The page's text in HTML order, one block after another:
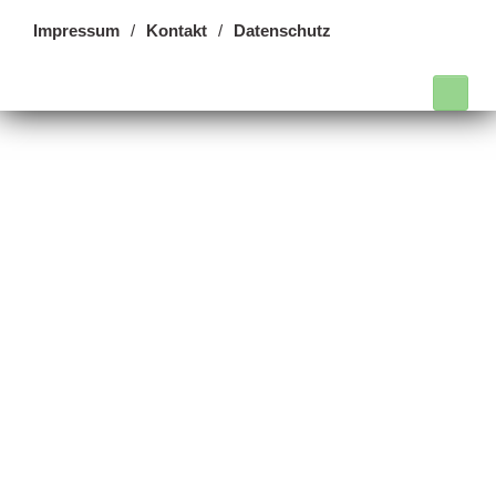
Impressum Kontakt Datenschutz